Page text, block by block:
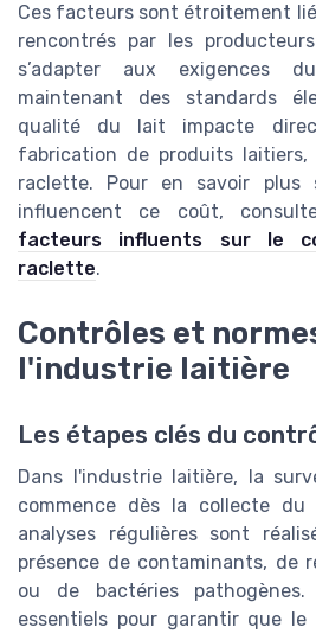
Ces facteurs sont étroitement
rencontrés par les
s’adapter aux exigences
maintenant des standards
qualité du lait impacte
fabrication de produits laitiers,
raclette. Pour en savoir
influencent ce coût,
facteurs influents sur le
raclette.
Contrôles et
l'industrie laitière
Les étapes clés du
Dans l'industrie laitière, la
commence dès la collecte
analyses régulières sont
présence de contaminants, de
ou de bactéries
essentiels pour garantir que